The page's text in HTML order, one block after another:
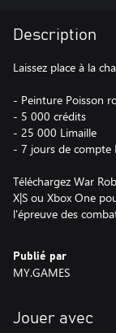
Description
Laissez place à la
- Peinture Poisson
- 5 000 crédits
- 25 000 Limaille
- 7 jours de compte
Téléchargez War
X|S ou Xbox One
Publié par
MY.GAMES
Jouer avec